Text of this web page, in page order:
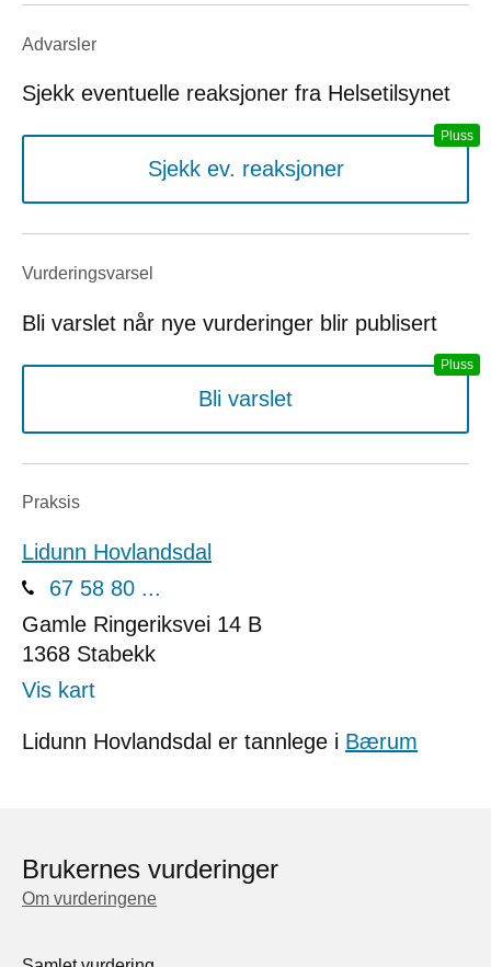
Advarsler
Sjekk eventuelle reaksjoner fra Helsetilsynet
Sjekk ev. reaksjoner
Vurderings­varsel
Bli varslet når nye vurderinger blir publisert
Bli varslet
Praksis
Lidunn Hovlandsdal
67 58 80 ...
Gamle Ringeriksvei 14 B
1368 Stabekk
Vis kart
Lidunn Hovlandsdal er tannlege i Bærum
Brukernes vurderinger
Om vurderingene